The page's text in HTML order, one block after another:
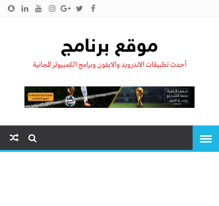
موقع برنامج
أحدث تطبيقات الاندرويد والايفون وبرامج الكمبيوتر المجانية